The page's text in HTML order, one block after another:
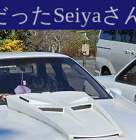
ったSeiya